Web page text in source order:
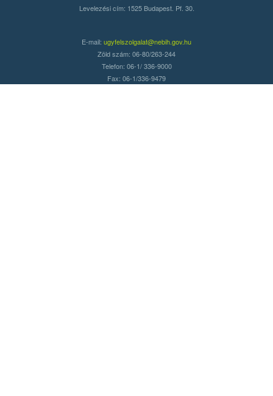
Levelezési cím: 1525 Budapest. Pf. 30.
E-mail: ugyfelszolgalat@nebih.gov.hu
Zöld szám: 06-80/263-244
Telefon: 06-1/ 336-9000
Fax: 06-1/336-9479